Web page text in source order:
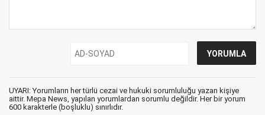
UYARI: Yorumların her türlü cezai ve hukuki sorumluluğu yazan kişiye
aittir. Mepa News, yapılan yorumlardan sorumlu değildir. Her bir yorum
600 karakterle (boşluklu) sınırlıdır.